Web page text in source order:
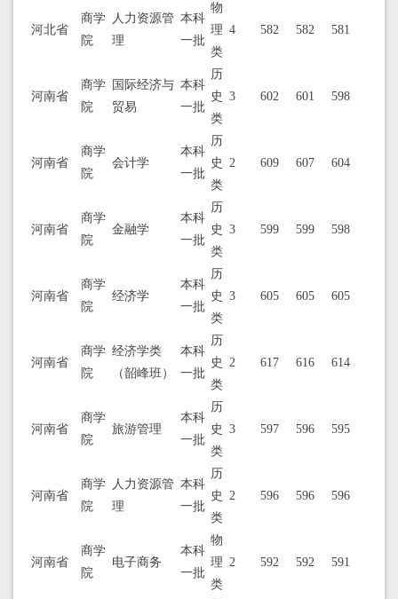
河北省
商学
院
人力资源管
理
本科
一批
物
理
类
4 582 582 581
河南省
商学
院
国际经济与
贸易
本科
一批
历
史
类
3 602 601 598
河南省
商学
院
会计学
本科
一批
历
史
类
2 609 607 604
河南省
商学
院
金融学
本科
一批
历
史
类
3 599 599 598
河南省
商学
院
经济学
本科
一批
历
史
类
3 605 605 605
河南省
商学
院
经济学类
（韶峰班）
本科
一批
历
史
类
2 617 616 614
河南省
商学
院
旅游管理
本科
一批
历
史
类
3 597 596 595
河南省
商学
院
人力资源管
理
本科
一批
历
史
类
2 596 596 596
河南省
商学
院
电子商务
本科
一批
物
理
类
2 592 592 591